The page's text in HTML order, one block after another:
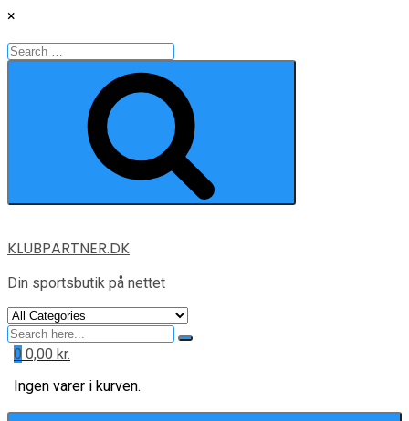
×
Search
for:
Skip
content
KLUBPARTNER.DK
Din sportsbutik på nettet
Search
for
0 0,00 kr.
Ingen varer i kurven.